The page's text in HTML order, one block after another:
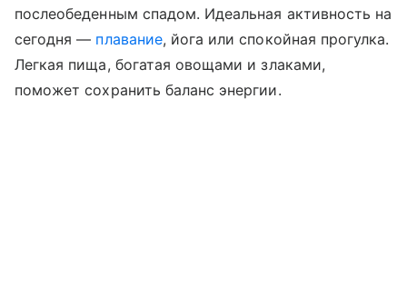
послеобеденным спадом. Идеальная активность на
сегодня — плавание, йога или спокойная прогулка.
Легкая пища, богатая овощами и злаками,
поможет сохранить баланс энергии.